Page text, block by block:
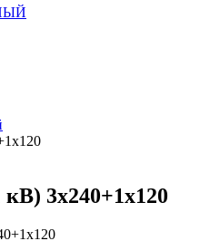
3х240+1х120